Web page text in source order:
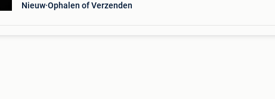
Nieuw Ophalen of Verzenden